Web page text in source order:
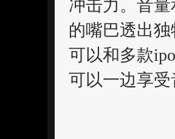
冲击力。音
的嘴巴透出
可以和多款
可以一边享